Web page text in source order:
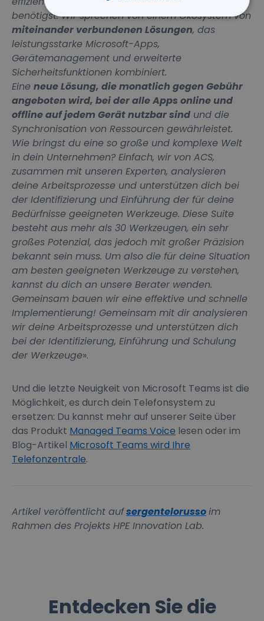
benötigst. Wir sprechen von einem Ökosystem von
miteinander verbundenen Lösungen, das
leistungsstarke Microsoft-Apps,
Gerätemanagement und erweiterte
Sicherheitsfunktionen kombiniert.
Eine neue Lösung, die monatlich gegen Gebühr
angeboten wird, bei der alle Apps online und
offline auf jedem Gerät nutzbar sind und die
Synchronisation von Ressourcen gewährleistet.
Wie bringst du eine so große und komplexe Welt
in dein Unternehmen? Einfach, wir von ACS,
zusammen mit unseren Experten, analysieren
deine Arbeitsprozesse und unterstützen dich bei
der Identifizierung und Einführung der für deine
Bedürfnisse geeigneten Werkzeuge. Diese Suite
besteht aus mehr als 30 Werkzeugen, ein sehr
großes Potenzial, das jedoch mit großer Präzision
bekannt sein muss. Um also die für deine Situation
am besten geeigneten Werkzeuge zu verstehen,
kannst du dich an unsere Berater wenden.
Gemeinsam bauen wir eine effektive und schnelle
Implementierung! Gemeinsam mit dir analysieren
wir deine Arbeitsprozesse und unterstützen dich
bei der Identifizierung, Einführung und Schulung
der Werkzeuge».
Und die letzte Neuigkeit von Microsoft Teams ist die
Möglichkeit, es durch dein Telefonsystem zu
ersetzen: Du kannst mehr auf unserer Seite über
das Produkt Managed Teams Voice lesen oder im
Blog-Artikel Microsoft Teams wird Ihre
Telefonzentrale.
Artikel veröffentlicht aufsergentelorussoim
Rahmen des Projekts HPE Innovation Lab.
Entdecken Sie die